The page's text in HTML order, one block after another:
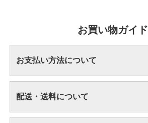
お買い物ガイド
お支払い方法について
配送・送料について